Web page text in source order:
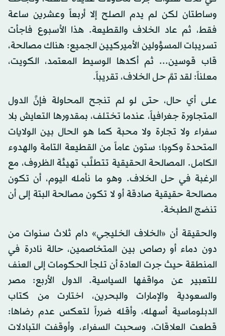
وساطتان لكن لم يدم الصلح إلا أربعاً وعشرين ساعة
فقط، ثم عاد الخلاف والقطيعة. هذا الأسبوع فاجأت
تسريبات المسؤولين الأميركيين الجميع: هناك مصالحة،
قاب قوسين... ثم أكدها الوسيط المعتمد، الكويت،
معلناً: لقد تمَّ حل الخلاف، تقريباً.
على أي حال، حتى لو لم تنجح المحاولة فإنَّ الدول
المتجاورة جغرافياً، عندما تختلف، بمقدورها التعايش بلا
سفراء ولا تجارة ولا محبة كما هو الحال بين الولايات
المتحدة وكوبا؛ ستون عاماً من القطيعة التامة والهدوء
الكامل. المصالحة الحقيقية تتطلَّب تهيئة الظروف، مع
الرغبة في حل الخلاف. وهو ما نأمله اليوم، أن تكون
مصالحة حقيقية صادقة أو لا تكون مصالحة البتة إلى أن
تنضج الطبخة.
والحقيقة أن «الخلاف الخليجي» دام ثلاث سنوات من
دون دماء أو رصاص بين المتخاصمين، حالة نادرة في
المنطقة حيث جرت العادة أن تلجأ الحكومات إلى العنف
للتعبير عن مواقفها السياسية. الدول الأربع: مصر
والسعودية والإمارات والبحرين، اختارت من كتاب
الدبلوماسية أسهله، وأقله ضرراً لتعكس عدم رضاها:
قطعت العلاقات، وسحبت السفراء، وأوقفت التبادلات